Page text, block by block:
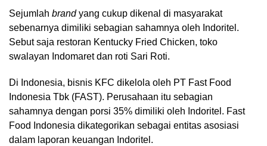
Sejumlah brand yang cukup dikenal di masyarakat
sebenarnya dimiliki sebagian sahamnya oleh Indoritel.
Sebut saja restoran Kentucky Fried Chicken, toko
swalayan Indomaret dan roti Sari Roti.
Di Indonesia, bisnis KFC dikelola oleh PT Fast Food
Indonesia Tbk (FAST). Perusahaan itu sebagian
sahamnya dengan porsi 35% dimiliki oleh Indoritel. Fast
Food Indonesia dikategorikan sebagai entitas asosiasi
dalam laporan keuangan Indoritel.